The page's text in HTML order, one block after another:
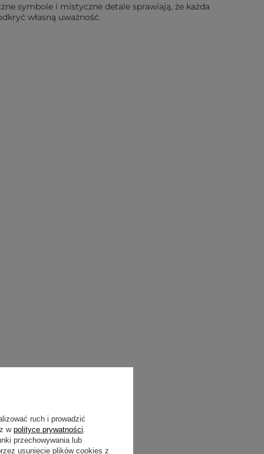
symbole i mistyczne detale sprawiają, że każda
własną uważność.
ruch i prowadzić
w polityce prywatności.
przechowywania lub
usunięcie plików cookies z